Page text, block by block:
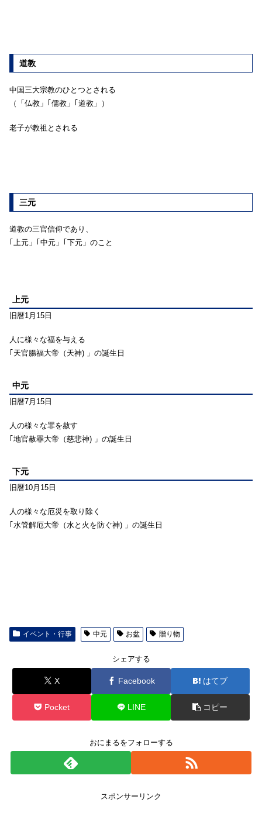
道教
中国三大宗教のひとつとされる
（「仏教」｢儒教」｢道教」）
老子が教祖とされる
三元
道教の三官信仰であり、
｢上元」｢中元」｢下元」のこと
上元
旧暦1月15日
人に様々な福を与える
｢天官腸福大帝（天神) 」の誕生日
中元
旧暦7月15日
人の様々な罪を赦す
｢地官赦罪大帝（慈悲神) 」の誕生日
下元
旧暦10月15日
人の様々な厄災を取り除く
｢水管解厄大帝（水と火を防ぐ神) 」の誕生日
イベント・行事 中元 お盆 贈り物
シェアする
X Facebook はてブ
Pocket LINE コピー
おにまるをフォローする
スポンサーリンク